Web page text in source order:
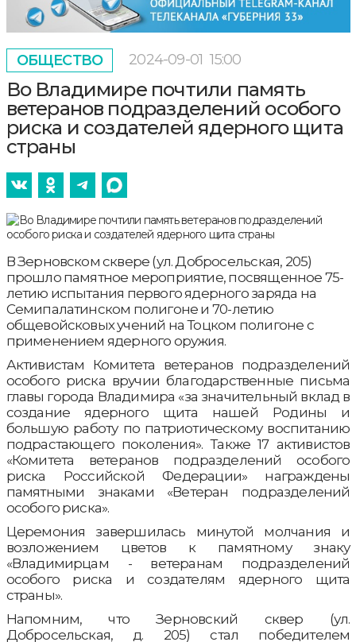
ОБЩЕСТВО 2024-09-01 15:00
Во Владимире почтили память
ветеранов подразделений особого
риска и создателей ядерного щита
страны
В Зерновском сквере (ул. Добросельская, 205)
прошло памятное мероприятие, посвященное 75-
летию испытания первого ядерного заряда на
Семипалатинском полигоне и 70-летию
общевойсковых учений на Тоцком полигоне с
применением ядерного оружия.
Активистам Комитета ветеранов подразделений
особого риска вручии благодарственные письма
главы города Владимира «за значительный вклад в
создание ядерного щита нашей Родины и
большую работу по патриотическому воспитанию
подрастающего поколения». Также 17 активистов
«Комитета ветеранов подразделений особого
риска Российской Федерации» награждены
памятными знаками «Ветеран подразделений
особого риска».
Церемония завершилась минутой молчания и
возложением цветов к памятному знаку
«Владимирцам - ветеранам подразделений
особого риска и создателям ядерного щита
страны».
Напомним, что Зерновский сквер (ул.
Добросельская, д. 205) стал победителем